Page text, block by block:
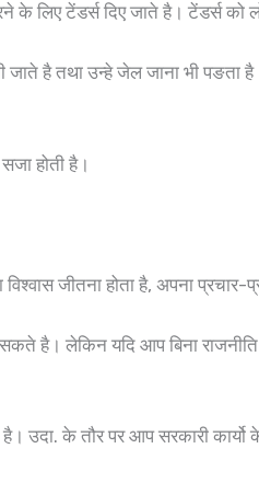
लिए टेंडर्स दिए जाते है। टेंडर्स को
है तथा उन्हे जेल जाना भी पङता
होती है।
जीतना होता है, अपना प्रचार-
है। लेकिन यदि आप बिना
उदा. के तौर पर आप सरकारी